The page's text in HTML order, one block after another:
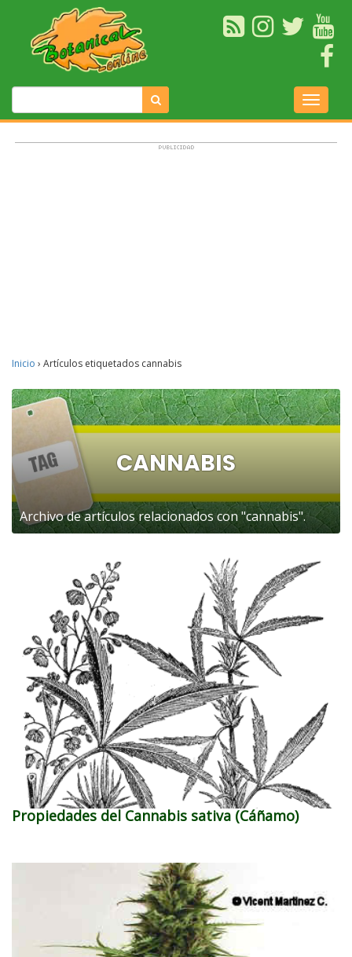
Inicio › Artículos etiquetados cannabis
CANNABIS
Archivo de artículos relacionados con "cannabis".
Propiedades del Cannabis sativa (Cáñamo)